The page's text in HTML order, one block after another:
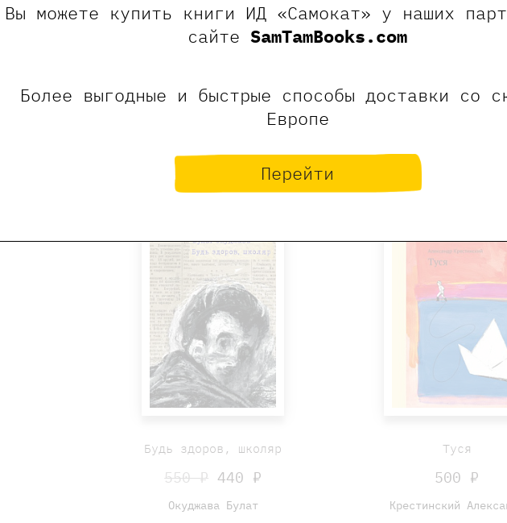
Вы можете купить книги ИД «Самокат» у наших
сайтеSamTamBooks.com
Более выгодные и быстрые способы доставки со
Европе
Перейти
Отрочество архитектора
Найденова
Ряховский Борис
Мой добрый папа
-20%
Будь здоров, школяр
550 ₽ 440 ₽
Окуджава Булат
Туся
500 ₽
Крестинский